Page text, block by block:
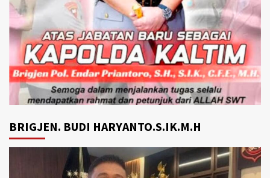
BRIGJEN. BUDI HARYANTO.S.IK.M.H